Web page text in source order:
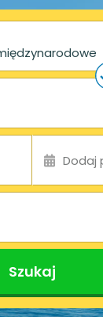
Dodaj
Szukaj